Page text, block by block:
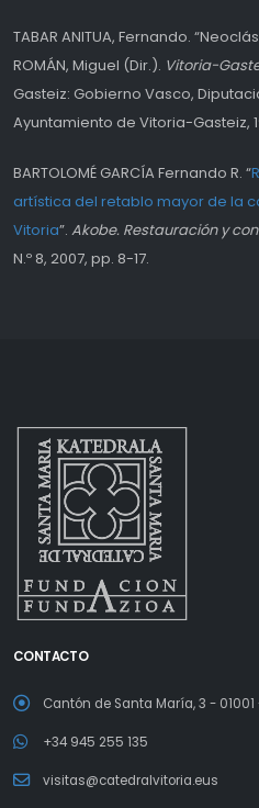
TABAR ANITUA, Fernando.
ROMÁN, Miguel (Dir.). Vitoria-
Gasteiz: Gobierno Vasco,
Ayuntamiento de Vitoria-Gasteiz,
BARTOLOMÉ GARCÍA Fernando R. “
artística del retablo mayor de la
Vitoria”. Akobe. Restauración y
N.º 8, 2007, pp. 8-17.
CONTACTO
Cantón de Santa María, 3 -
+34 945 255 135
visitas@catedralvitoria.eus